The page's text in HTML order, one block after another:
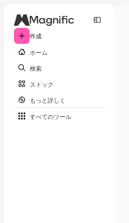
作成
ホーム
検索
ストック
もっと詳しく
すべてのツール